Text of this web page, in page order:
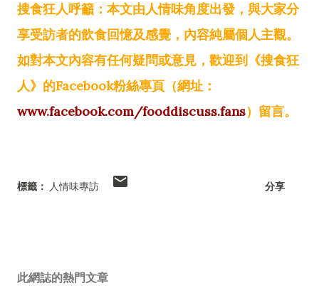
搜食狂人呼籲：本文由人情味角度出發，與大家分
享受訪者的飲食回憶及感覺，內容純屬個人主觀。
如對本文內容有任何疑問或意見，歡迎到《搜食狂
人》的Facebook粉絲專頁（網址：
www.facebook.com/fooddiscuss.fans）留言。
標籤： 人情味專訪 分享
此網誌的熱門文章